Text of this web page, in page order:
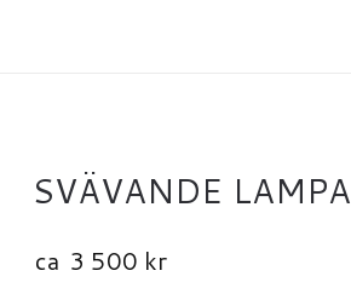
SVÄVANDE LAMPA
ca 3 500 kr